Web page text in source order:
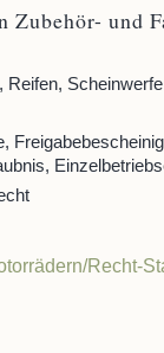
Zubehör- und
Reifen,
Recht-